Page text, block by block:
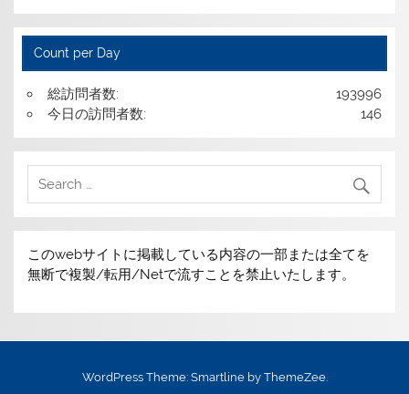
Count per Day
193996
総訪問者数:
146
今日の訪問者数:
このwebサイトに掲載している内容の一部または全てを
無断で複製/転用/Netで流すことを禁止いたします。
WordPress Theme: Smartline by ThemeZee.